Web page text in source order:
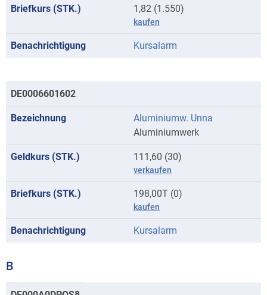
1,82 (1.550)
kaufen
Kursalarm
DE0006601602
Aluminiumw. Unna
Aluminiumwerk
111,60 (30)
verkaufen
198,00T (0)
kaufen
Kursalarm
B